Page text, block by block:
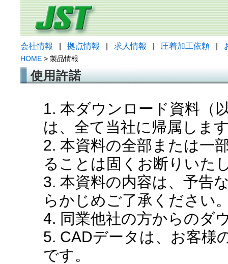
会社情報 拠点情報 求人情報 圧着加工依頼
HOME > 製品情報
使用許諾
1. 本ダウンロード資料（
は、全て当社に帰属しま
2. 本資料の全部または一
ることは固くお断りいた
3. 本資料の内容は、予告
らかじめご了承ください
4. 同業他社の方からのダ
5. CADデータは、お客様
です。